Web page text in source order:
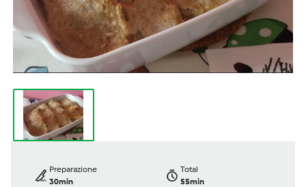
Preparazione
30min
Total
55min